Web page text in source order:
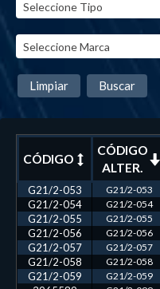
Limpiar Buscar
CÓDIGO
CÓDIGO
ALTER.
G21/2-053 G21/2-053
G21/2-054
G21/2-054
G21/2-055
G21/2-055
G21/2-056
G21/2-056
G21/2-057
G21/2-057
G21/2-058
G21/2-058
G21/2-059
G21/2-059